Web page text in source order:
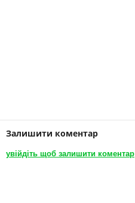
Залишити коментар
увійдіть щоб залишити коментар